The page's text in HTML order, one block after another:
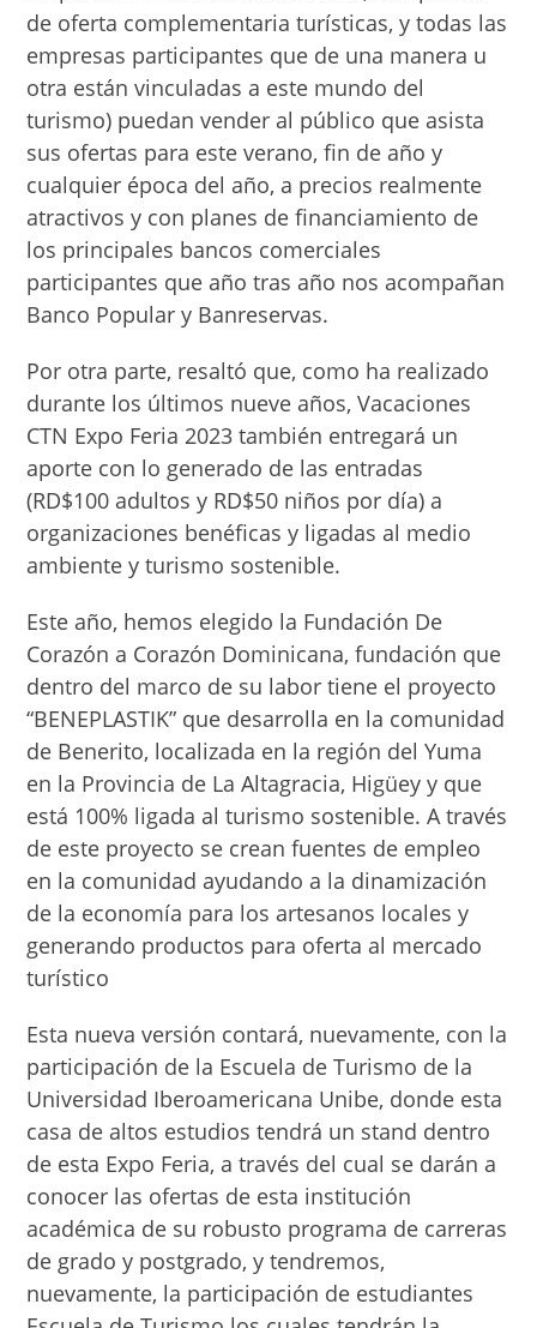
de oferta complementaria turísticas, y todas las
empresas participantes que de una manera u
otra están vinculadas a este mundo del
turismo) puedan vender al público que asista
sus ofertas para este verano, fin de año y
cualquier época del año, a precios realmente
atractivos y con planes de financiamiento de
los principales bancos comerciales
participantes que año tras año nos acompañan
Banco Popular y Banreservas.
Por otra parte, resaltó que, como ha realizado
durante los últimos nueve años, Vacaciones
CTN Expo Feria 2023 también entregará un
aporte con lo generado de las entradas
(RD$100 adultos y RD$50 niños por día) a
organizaciones benéficas y ligadas al medio
ambiente y turismo sostenible.
Este año, hemos elegido la Fundación De
Corazón a Corazón Dominicana, fundación que
dentro del marco de su labor tiene el proyecto
“BENEPLASTIK” que desarrolla en la comunidad
de Benerito, localizada en la región del Yuma
en la Provincia de La Altagracia, Higüey y que
está 100% ligada al turismo sostenible. A través
de este proyecto se crean fuentes de empleo
en la comunidad ayudando a la dinamización
de la economía para los artesanos locales y
generando productos para oferta al mercado
turístico
Esta nueva versión contará, nuevamente, con la
participación de la Escuela de Turismo de la
Universidad Iberoamericana Unibe, donde esta
casa de altos estudios tendrá un stand dentro
de esta Expo Feria, a través del cual se darán a
conocer las ofertas de esta institución
académica de su robusto programa de carreras
de grado y postgrado, y tendremos,
nuevamente, la participación de estudiantes